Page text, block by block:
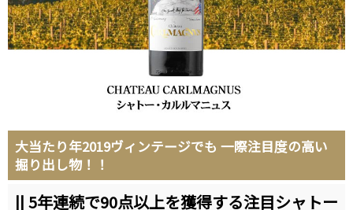
大当たり年2019ヴィンテージでも 一際注目度の高い
掘り出し物！！
|| 5年連続で90点以上を獲得する注目シャトー